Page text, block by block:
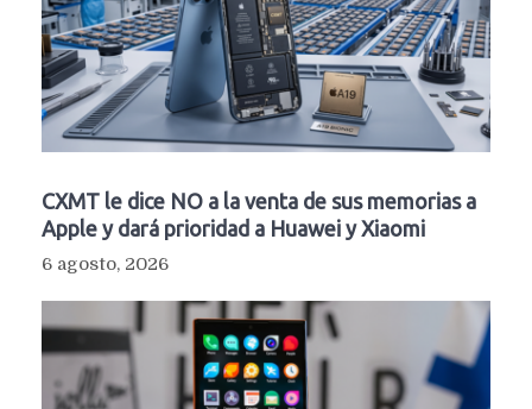
CXMT le dice NO a la venta de sus memorias a
Apple y dará prioridad a Huawei y Xiaomi
6 agosto, 2026